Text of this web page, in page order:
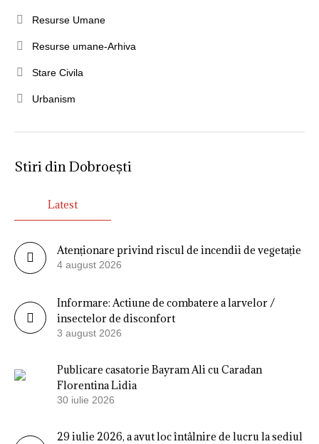
Resurse Umane
Resurse umane-Arhiva
Stare Civila
Urbanism
Stiri din Dobroești
Latest
Atenționare privind riscul de incendii de vegetație
4 august 2026
Informare: Actiune de combatere a larvelor /
insectelor de disconfort
3 august 2026
Publicare casatorie Bayram Ali cu Caradan
Florentina Lidia
30 iulie 2026
29 iulie 2026, a avut loc întâlnire de lucru la sediul